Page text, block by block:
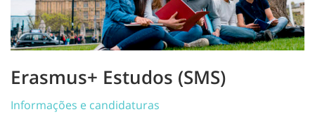
Erasmus+ Estudos (SMS)
Informações e candidaturas